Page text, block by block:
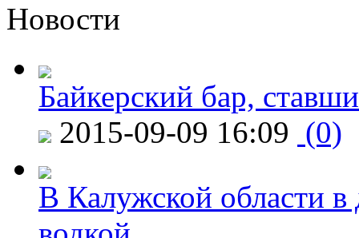
Новости
Байкерский бар,
2015-09-09 16:09 (0)
В Калужской области в